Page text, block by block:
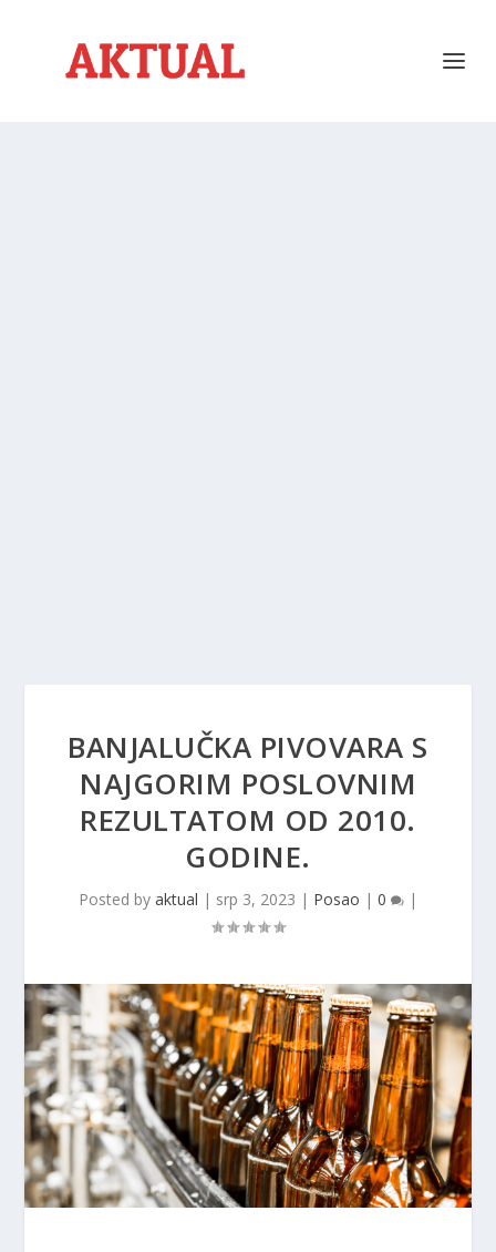
BANJALUČKA PIVOVARA S
NAJGORIM POSLOVNIM
REZULTATOM OD 2010.
GODINE.
Posted by aktual | srp 3, 2023 | Posao | 0 |